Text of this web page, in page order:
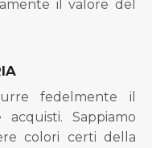
il valore del
fedelmente il
Sappiamo
colori certi della